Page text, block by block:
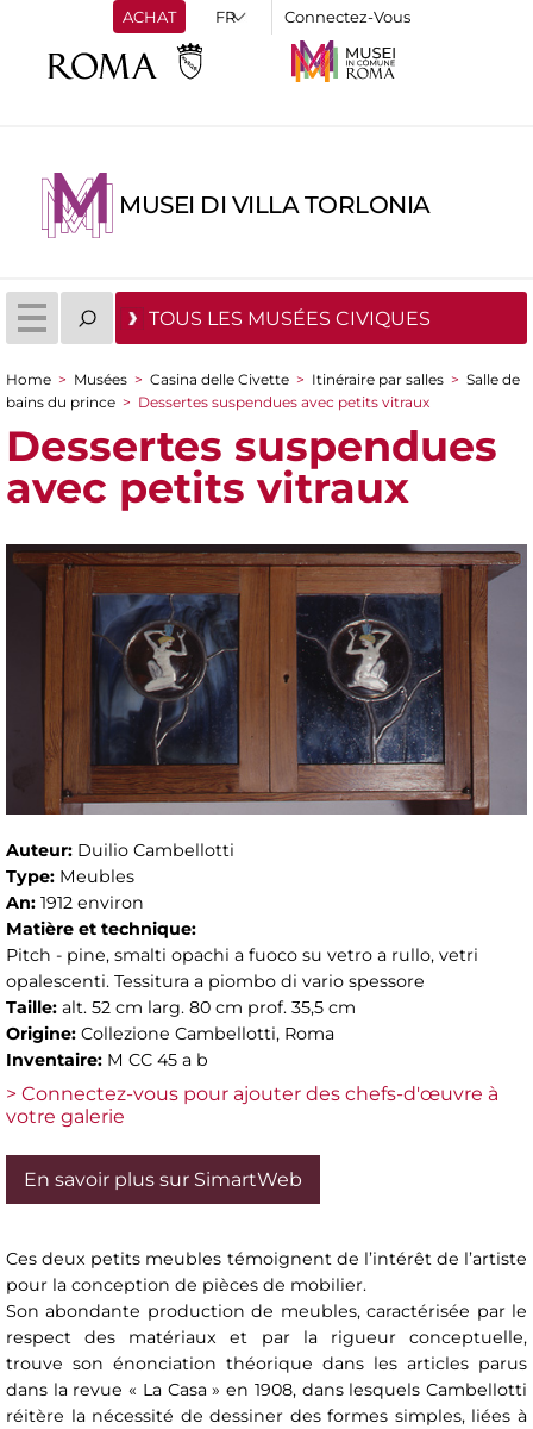
ACHAT Connectez-Vous
MUSEI DI VILLA TORLONIA
TOUS LES MUSÉES CIVIQUES
You are here
Home > Musées > Casina delle Civette > Itinéraire par salles > Salle de
bains du prince > Dessertes suspendues avec petits vitraux
Dessertes suspendues
avec petits vitraux
Auteur: Duilio Cambellotti
Type: Meubles
An: 1912 environ
Matière et technique:
Pitch - pine, smalti opachi a fuoco su vetro a rullo, vetri
opalescenti. Tessitura a piombo di vario spessore
Taille: alt. 52 cm larg. 80 cm prof. 35,5 cm
Origine: Collezione Cambellotti, Roma
Inventaire: M CC 45 a b
> Connectez-vous pour ajouter des chefs-d'œuvre à
votre galerie
En savoir plus sur SimartWeb
Ces deux petits meubles témoignent de l’intérêt de l’artiste
pour la conception de pièces de mobilier.
Son abondante production de meubles, caractérisée par le
respect des matériaux et par la rigueur conceptuelle,
trouve son énonciation théorique dans les articles parus
dans la revue « La Casa » en 1908, dans lesquels Cambellotti
réitère la nécessité de dessiner des formes simples, liées à